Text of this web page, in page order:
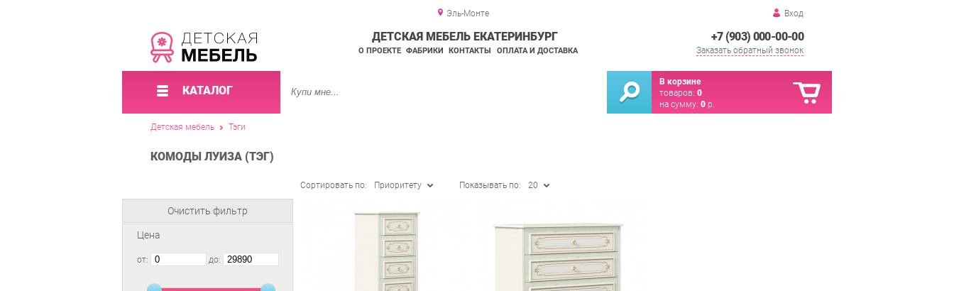
Эль-Монте Вход
+7 (903) 000-00-00
Заказать обратный звонок
ДЕТСКАЯ МЕБЕЛЬ ЕКАТЕРИНБУРГ
О ПРОЕКТЕ ФАБРИКИ КОНТАКТЫ ОПЛАТА И ДОСТАВКА
КАТАЛОГ
В корзине
товаров: 0
на сумму: 0 р.
Детская мебель Тэги
КОМОДЫ ЛУИЗА (ТЭГ)
Очистить фильтр
Цена
от: до:
Сортировать по: Приоритету Показывать по: 20